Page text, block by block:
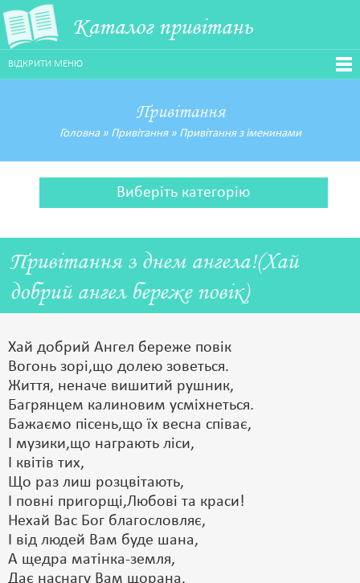
Каталог привітань
ВІДКРИТИ МЕНЮ
Привітання
Головна» Привітання» Привітання з іменинами
Виберіть категорію
Привітання з днем ангела!(Хай
добрий ангел береже повік)
Хай добрий Ангел береже повік
Вогонь зорі,що долею зоветься.
Життя, неначе вишитий рушник,
Багрянцем калиновим усміхнеться.
Бажаємо пісень,що їх весна співає,
І музики,що награють ліси,
І квітів тих,
Що раз лиш розцвітають,
І повні пригорщі,Любові та краси!
Нехай Вас Бог благословляє,
І від людей Вам буде шана,
А щедра матінка-земля,
Дає наснагу Вам щорана.